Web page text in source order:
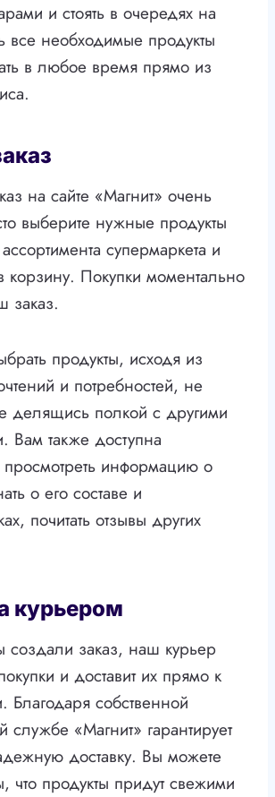
и стоять в очередях на
все необходимые продукты
в любое время прямо из
на сайте «Магнит» очень
выберите нужные продукты
супермаркета и
корзину. Покупки моментально
заказ.
продукты, исходя из
и потребностей, не
делящись полкой с другими
Вам также доступна
просмотреть информацию о
о его составе и
почитать отзывы других
курьером
создали заказ, наш курьер
и доставит их прямо к
собственной
службе «Магнит» гарантирует
доставку. Вы можете
что продукты придут свежими